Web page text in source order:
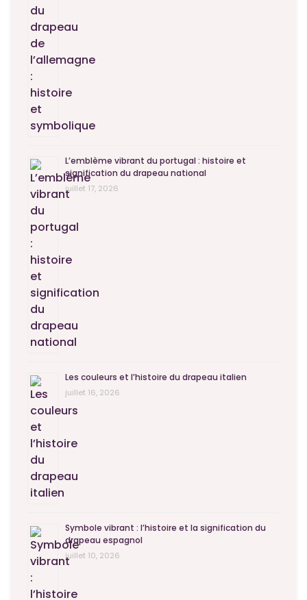
L’emblème vibrant du portugal : histoire et
signification du drapeau national
juillet 17, 2026
Les couleurs et l’histoire du drapeau italien
juillet 16, 2026
Symbole vibrant : l’histoire et la signification du
drapeau espagnol
juillet 10, 2026